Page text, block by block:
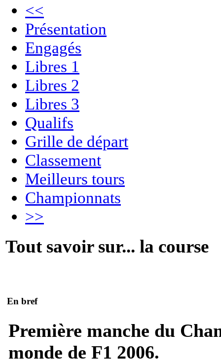
<<
Présentation
Engagés
Libres 1
Libres 2
Libres 3
Qualifs
Grille de départ
Classement
Meilleurs tours
Championnats
>>
Tout savoir sur... la course
En bref
Première manche du
monde de F1 2006.